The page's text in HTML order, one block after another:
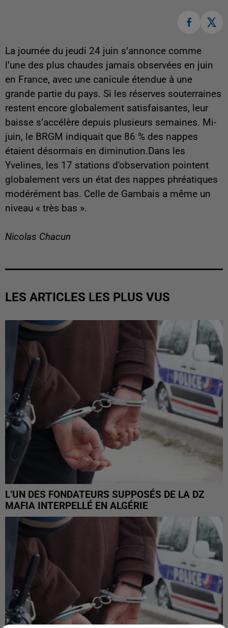
La journée du jeudi 24 juin s’annonce comme
l’une des plus chaudes jamais observées en juin
en France, avec une canicule étendue à une
grande partie du pays. Si les réserves souterraines
restent encore globalement satisfaisantes, leur
baisse s’accélère depuis plusieurs semaines. Mi-
juin, le BRGM indiquait que 86 % des nappes
étaient désormais en diminution.Dans les
Yvelines, les 17 stations d'observation pointent
globalement vers un état des nappes phréatiques
modérément bas. Celle de Gambais a même un
niveau « très bas ».
Nicolas Chacun
LES ARTICLES LES PLUS VUS
L’UN DES FONDATEURS SUPPOSÉS DE LA DZ
MAFIA INTERPELLÉ EN ALGÉRIE